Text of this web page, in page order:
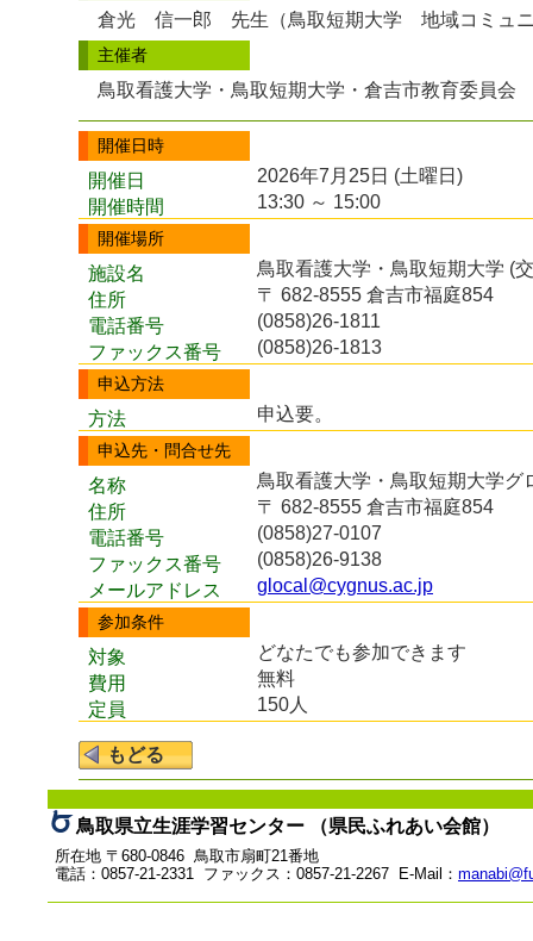
倉光 信一郎 先生（鳥取短期大学 地域コミュニ
主催者
鳥取看護大学・鳥取短期大学・倉吉市教育委員会
開催日時
開催日
2026年7月25日 (土曜日)
開催時間
13:30 ～ 15:00
開催場所
施設名
鳥取看護大学・鳥取短期大学 (
住所
〒 682-8555 倉吉市福庭854
電話番号
(0858)26-1811
ファックス番号
(0858)26-1813
申込方法
方法 申込要。
申込先・問合せ先
名称
鳥取看護大学・鳥取短期大学グ
住所
〒 682-8555 倉吉市福庭854
電話番号
(0858)27-0107
ファックス番号
(0858)26-9138
メールアドレス
glocal@cygnus.ac.jp
参加条件
対象
どなたでも参加できます
費用
無料
定員
150人
鳥取県立生涯学習センター （県民ふれあい会館）
所在地 〒680-0846 鳥取市扇町21番地
電話：0857-21-2331 ファックス：0857-21-2267 E-Mail：